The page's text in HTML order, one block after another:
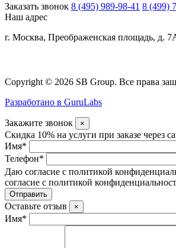
Заказать звонок 8 (495) 989-98-41 8 (499)
Наш адрес
г. Москва, Преображенская площадь, д.
Copyright © 2026 SB Group. Все права
Разработано в GuruLabs
Закажите звонок ×
Скидка 10% на услуги при заказе через
Имя*
Телефон*
Даю согласие с политикой
согласие с политикой
Оставьте отзыв ×
Имя*